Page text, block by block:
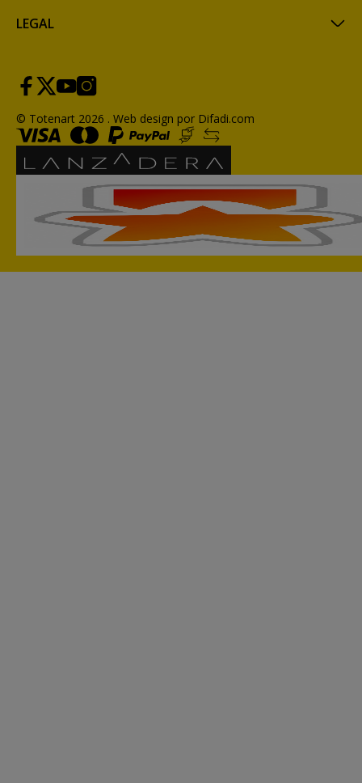
LEGAL
© Totenart 2026 . Web design por Difadi.com